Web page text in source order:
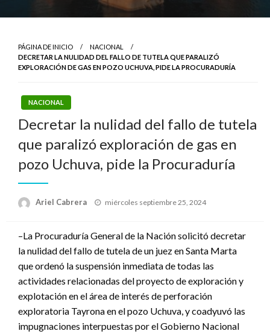
PÁGINA DE INICIO
NACIONAL
DECRETAR LA NULIDAD DEL FALLO DE TUTELA QUE PARALIZÓ
EXPLORACIÓN DE GAS EN POZO UCHUVA, PIDE LA PROCURADURÍA
NACIONAL
Decretar la nulidad del fallo de tutela
que paralizó exploración de gas en
pozo Uchuva, pide la Procuraduría
Ariel Cabrera
Publicado
miércoles septiembre 25, 2024
–La Procuraduría General de la Nación solicitó decretar
la nulidad del fallo de tutela de un juez en Santa Marta
que ordenó la suspensión inmediata de todas las
actividades relacionadas del proyecto de exploración y
explotación en el área de interés de perforación
exploratoria Tayrona en el pozo Uchuva, y coadyuvó las
impugnaciones interpuestas por el Gobierno Nacional